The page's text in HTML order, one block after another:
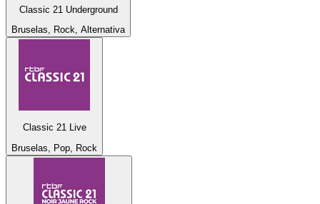
Classic 21 Underground
Bruselas, Rock, Alternativa
Classic 21 Live
Bruselas, Pop, Rock